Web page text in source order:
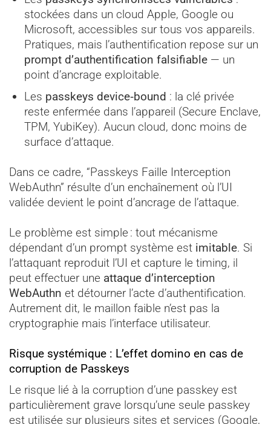
stockées dans un cloud Apple, Google ou
Microsoft, accessibles sur tous vos appareils.
Pratiques, mais l’authentification repose sur un
prompt d’authentification falsifiable— un
point d’ancrage exploitable.
Les passkeys device‑bound : la clé privée
reste enfermée dans l’appareil (Secure Enclave,
TPM, YubiKey). Aucun cloud, donc moins de
surface d’attaque.
Dans ce cadre, “Passkeys Faille Interception
WebAuthn” résulte d’un enchaînement où l’UI
validée devient le point d’ancrage de l’attaque.
Le problème est simple : tout mécanisme
dépendant d’un prompt système est imitable. Si
l’attaquant reproduit l’UI et capture le timing, il
peut effectuer une attaque d’interception
WebAuthn et détourner l’acte d’authentification.
Autrement dit, le maillon faible n’est pas la
cryptographie mais l’interface utilisateur.
Risque systémique : L’effet domino en cas de
corruption de Passkeys
Le risque lié à la corruption d’une passkey est
particulièrement grave lorsqu’une seule passkey
est utilisée sur plusieurs sites et services (Google,